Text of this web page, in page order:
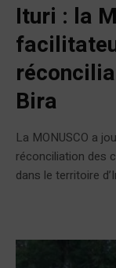
Ituri : la
Bira
La MONUSCO a
réconciliation des
dans le territoire